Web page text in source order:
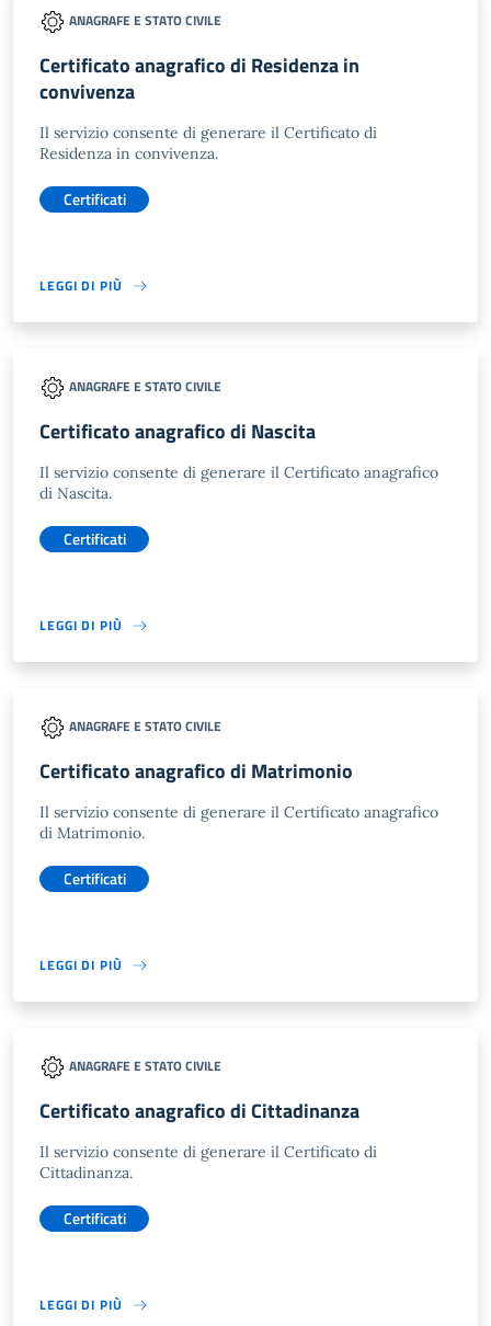
ANAGRAFE E STATO CIVILE
Certificato anagrafico di Residenza in
convivenza
Il servizio consente di generare il Certificato di
Residenza in convivenza.
Certificati
LEGGI DI PIÙ
ANAGRAFE E STATO CIVILE
Certificato anagrafico di Nascita
Il servizio consente di generare il Certificato anagrafico
di Nascita.
Certificati
LEGGI DI PIÙ
ANAGRAFE E STATO CIVILE
Certificato anagrafico di Matrimonio
Il servizio consente di generare il Certificato anagrafico
di Matrimonio.
Certificati
LEGGI DI PIÙ
ANAGRAFE E STATO CIVILE
Certificato anagrafico di Cittadinanza
Il servizio consente di generare il Certificato di
Cittadinanza.
Certificati
LEGGI DI PIÙ